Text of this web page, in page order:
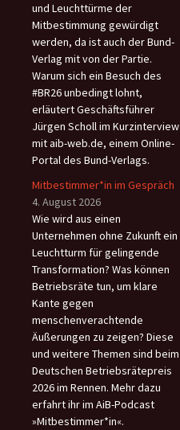
und Leuchttürme der
Mitbestimmung gewürdigt
werden, da ist auch der Bund-
Verlag mit von der Partie.
Warum sich ein Besuch des
#BR26 unbedingt lohnt,
erläutert Geschäftsführer
Jürgen Scholl im Kurzinterview
mit aib-web.de, einem Online-
Portal des Bund-Verlags.
Mitbestimmer*in im Gespräch
4. August 2026
Wie wird aus einen
Unternehmen ohne Zukunft ein
Leuchtturm für gelingende
Transformation? Was können
Betriebsräte tun, um klare
Kante gegen
menschenverachtende
Äußerungen zu zeigen? Diese
und weitere Themen sind beim
Deutschen Betriebsrätepreis
2026 im Rennen. Mehr dazu
erfahrt ihr im AiB-Podcast
»Mitbestimmer*in«.